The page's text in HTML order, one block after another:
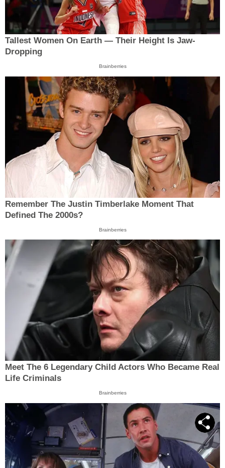
Tallest Women On Earth — Their Height Is Jaw-
Dropping
Brainberries
Remember The Justin Timberlake Moment That
Defined The 2000s?
Brainberries
Meet The 6 Legendary Child Actors Who Became Real
Life Criminals
Brainberries